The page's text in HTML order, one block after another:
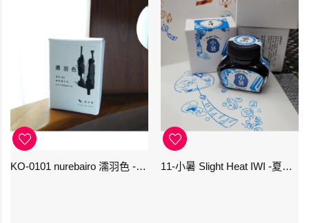
KO-0101 nurebairo 濡羽色 -日本名牌京の音樽裝鋼筆墨水40ml 4573356130012 11-小暑 Slight Heat IWI -夏季-24節氣色澤鋼筆墨水